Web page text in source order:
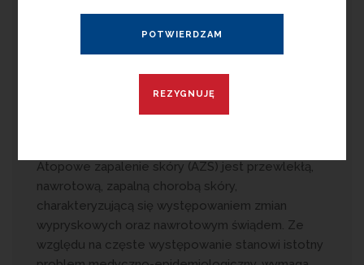
Ze względu na niecałkowicie poznaną
patogenezę, nie ma obecnie skutecznego
zaostrzeń stosowanie miejscowych leków
Atopowe zapalenie skóry (AZS) jest przewlekłą,
nawrotową, zapalną chorobą skóry,
charakteryzującą się występowaniem zmian
wypryskowych oraz nawrotowym świądem. Ze
względu na częste występowanie stanowi istotny